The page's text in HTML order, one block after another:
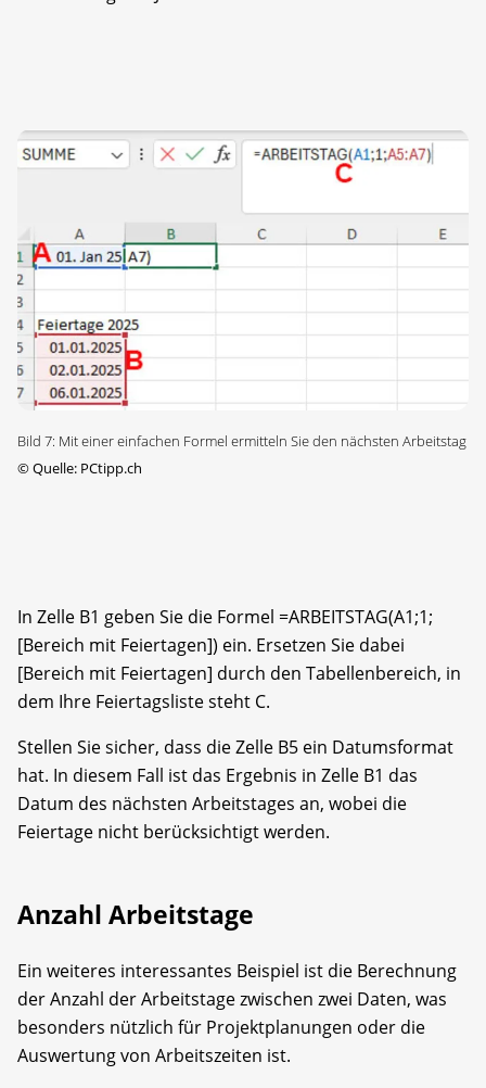
Bild 7: Mit einer einfachen Formel ermitteln Sie den nächsten Arbeitstag
©Quelle: PCtipp.ch
In Zelle B1 geben Sie die Formel =ARBEITSTAG(A1;1;
[Bereich mit Feiertagen]) ein. Ersetzen Sie dabei
[Bereich mit Feiertagen] durch den Tabellenbereich, in
dem Ihre Feiertagsliste steht C.
Stellen Sie sicher, dass die Zelle B5 ein Datumsformat
hat. In diesem Fall ist das Ergebnis in Zelle B1 das
Datum des nächsten Arbeitstages an, wobei die
Feiertage nicht berücksichtigt werden.
Anzahl Arbeitstage
Ein weiteres interessantes Beispiel ist die Berechnung
der Anzahl der Arbeitstage zwischen zwei Daten, was
besonders nützlich für Projektplanungen oder die
Auswertung von Arbeitszeiten ist.